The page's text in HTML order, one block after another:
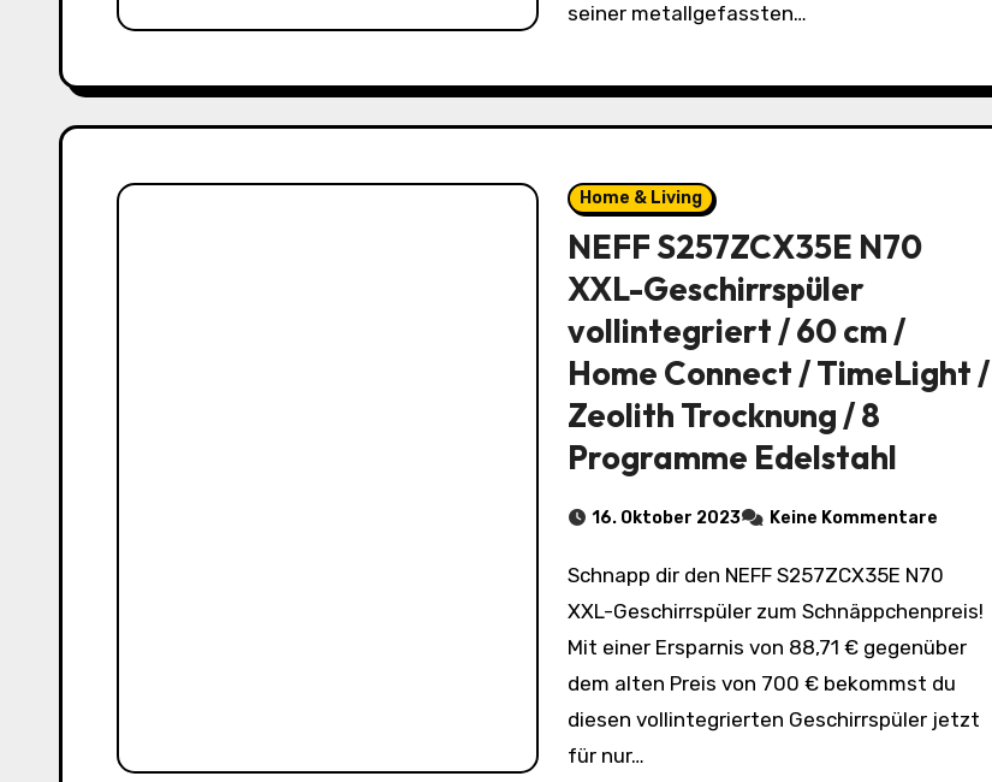
seiner metallgefassten…
Home & Living
NEFF S257ZCX35E N70
XXL-Geschirrspüler
vollintegriert / 60 cm /
Home Connect / TimeLight /
Zeolith Trocknung / 8
Programme Edelstahl
16. Oktober 2023 Keine Kommentare
Schnapp dir den NEFF S257ZCX35E N70
XXL-Geschirrspüler zum Schnäppchenpreis!
Mit einer Ersparnis von 88,71 € gegenüber
dem alten Preis von 700 € bekommst du
diesen vollintegrierten Geschirrspüler jetzt
für nur…